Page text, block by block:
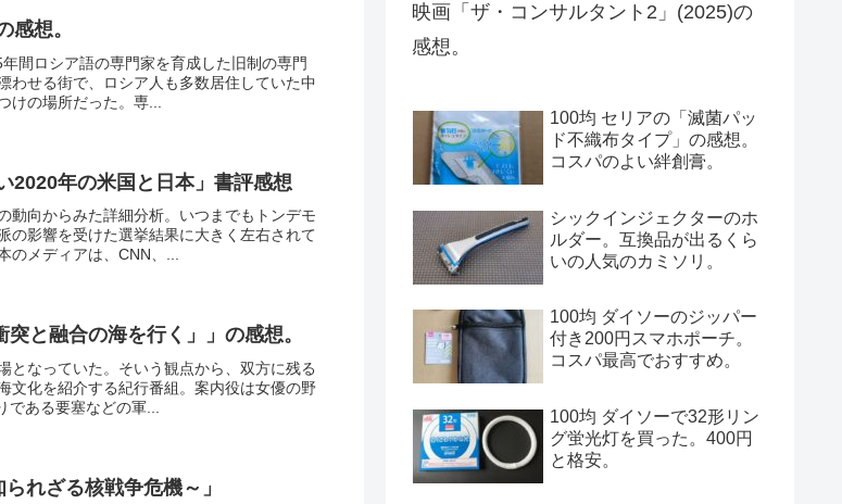
感想。
間ロシア語の専門家を育成した旧制の専門
わせる街で、ロシア人も多数居住していた中
けの場所だった。専...
2020年の米国と日本」書評感想
動向からみた詳細分析。いつまでもトンデモ
の影響を受けた選挙結果に大きく左右されて
のメディアは、CNN、...
と融合の海を行く」」の感想。
となっていた。そいう観点から、双方に残る
文化を紹介する紀行番組。案内役は女優の野
ある要塞などの軍...
れざる核戦争危機～」
映画「ザ・コンサルタント2」(2025)の
感想。
100均 セリアの「滅菌パッ
ド不織布タイプ」の感想。
コスパのよい絆創膏。
シックインジェクターのホ
ルダー。互換品が出るくら
いの人気のカミソリ。
100均 ダイソーのジッパー
付き200円スマホポーチ。
コスパ最高でおすすめ。
100均 ダイソーで32形リン
グ蛍光灯を買った。400円
と格安。